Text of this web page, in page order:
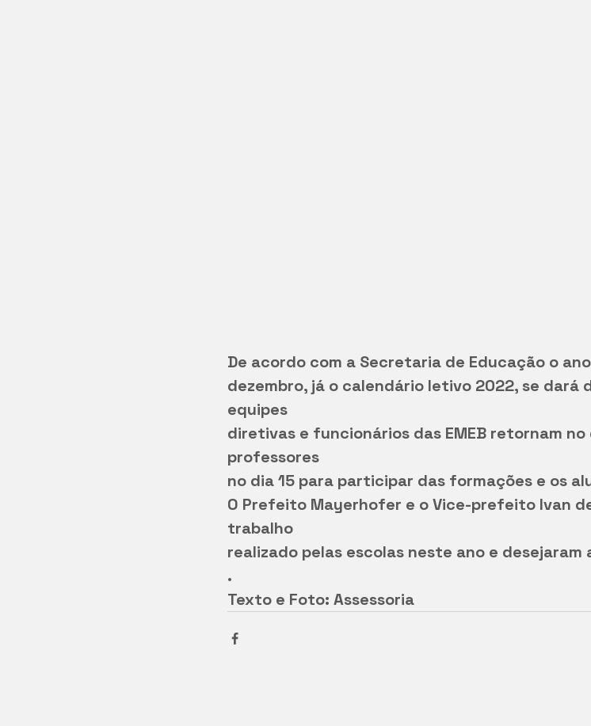
De acordo com a Secretaria de Educação o
dezembro, já o calendário letivo 2022, se dará
equipes
diretivas e funcionários das EMEB retornam
professores
no dia 15 para participar das formações e os
O Prefeito Mayerhofer e o Vice-prefeito Ivan
trabalho
realizado pelas escolas neste ano e
.
Texto e Foto: Assessoria